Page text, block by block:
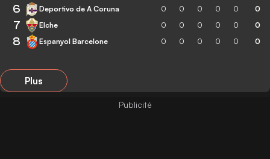
6 Deportivo de A Coruna 0 0 0 0 0 0
7 Elche 0 0 0 0 0 0
8 Espanyol Barcelone 0 0 0 0 0 0
Plus